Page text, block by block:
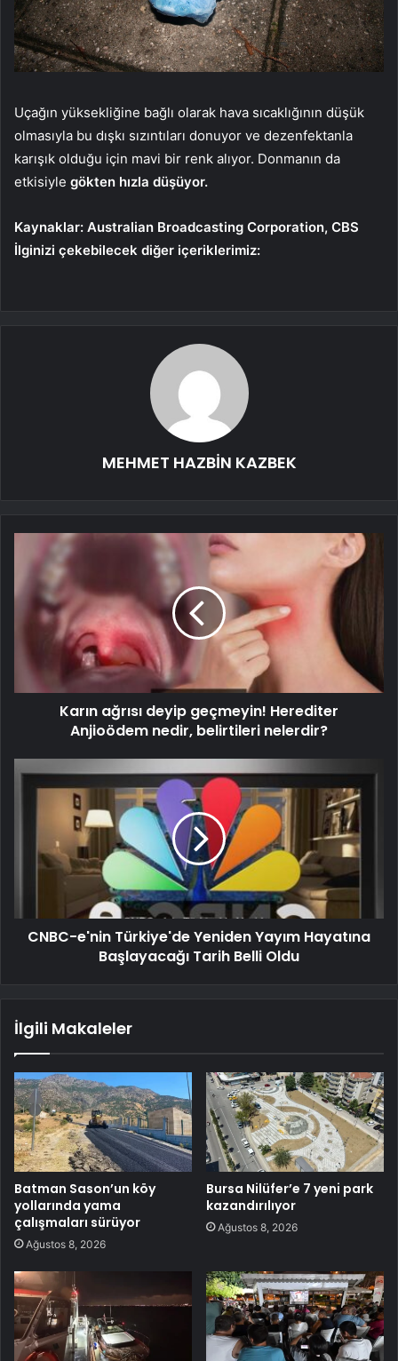
Uçağın yüksekliğine bağlı olarak hava sıcaklığının düşük
olmasıyla bu dışkı sızıntıları donuyor ve dezenfektanla
karışık olduğu için mavi bir renk alıyor. Donmanın da
etkisiyle gökten hızla düşüyor.
Kaynaklar: Australian Broadcasting Corporation, CBS
İlginizi çekebilecek diğer içeriklerimiz:
MEHMET HAZBİN KAZBEK
Karın ağrısı deyip geçmeyin! Herediter
Anjioödem nedir, belirtileri nelerdir?
CNBC-e'nin Türkiye'de Yeniden Yayım Hayatına
Başlayacağı Tarih Belli Oldu
İlgili Makaleler
Batman Sason’un köy
yollarında yama
çalışmaları sürüyor
Ağustos 8, 2026
Bursa Nilüfer’e 7 yeni park
kazandırılıyor
Ağustos 8, 2026